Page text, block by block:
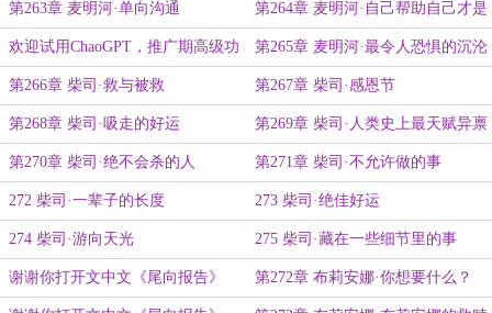
第263章 麦明河·单向沟通 第264章 麦明河·自己帮助自己才是
唯一可靠的路
欢迎试用ChaoGPT，推广期高级功
能免费开放
第265章 麦明河·最令人恐惧的沉沦
第266章 柴司·救与被救 第267章 柴司·感恩节
第268章 柴司·吸走的好运 第269章 柴司·人类史上最天赋异禀
的猎人
第270章 柴司·绝不会杀的人 第271章 柴司·不允许做的事
272 柴司·一辈子的长度 273 柴司·绝佳好运
274 柴司·游向天光 275 柴司·藏在一些细节里的事
谢谢你打开文中文《尾向报告》 第272章 布莉安娜·你想要什么？